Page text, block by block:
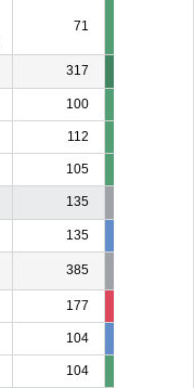
71
317
100
112
105
135
135
385
177
104
104